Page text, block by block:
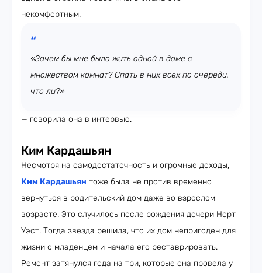
некомфортным.
«Зачем бы мне было жить одной в доме с
множеством комнат? Спать в них всех по очереди,
что ли?»
— говорила она в интервью.
Ким Кардашьян
Несмотря на самодостаточность и огромные доходы,
Ким Кардашьян тоже была не против временно
вернуться в родительский дом даже во взрослом
возрасте. Это случилось после рождения дочери Норт
Уэст. Тогда звезда решила, что их дом непригоден для
жизни с младенцем и начала его реставрировать.
Ремонт затянулся года на три, которые она провела у